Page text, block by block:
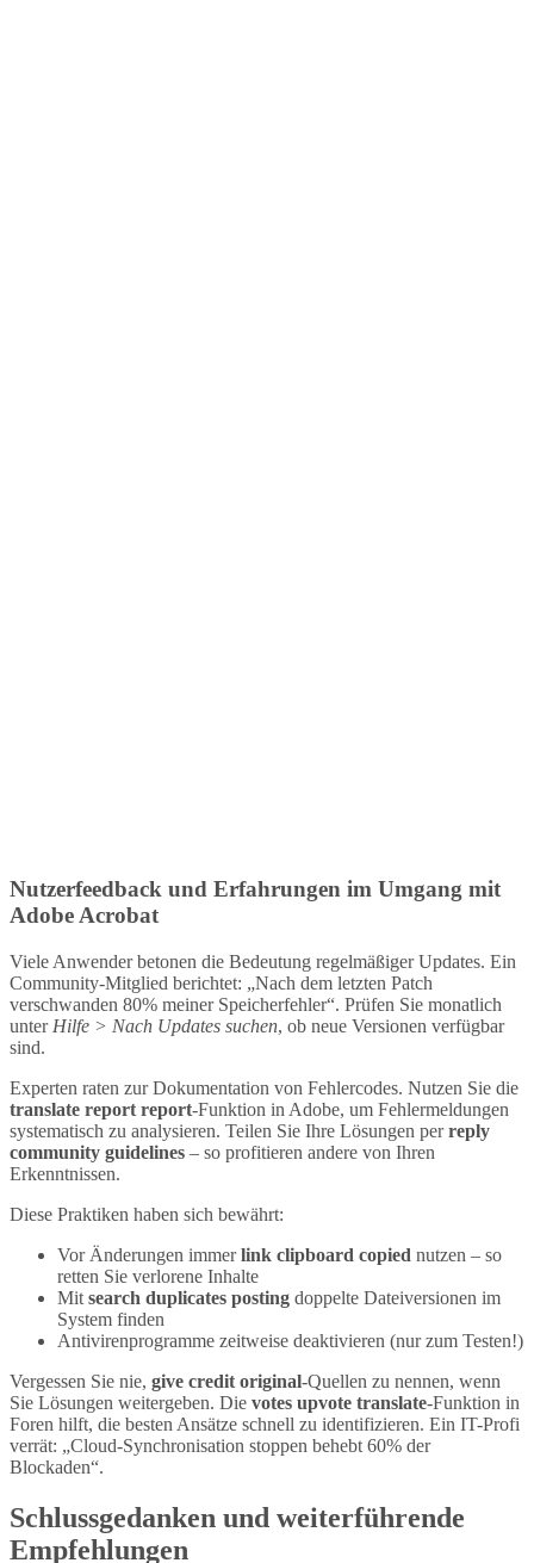
Nutzerfeedback und Erfahrungen im Umgang mit
Adobe Acrobat
Viele Anwender betonen die Bedeutung regelmäßiger Updates. Ein
Community-Mitglied berichtet: „Nach dem letzten Patch
verschwanden 80% meiner Speicherfehler“. Prüfen Sie monatlich
unter Hilfe > Nach Updates suchen, ob neue Versionen verfügbar
sind.
Experten raten zur Dokumentation von Fehlercodes. Nutzen Sie die
translate report report-Funktion in Adobe, um Fehlermeldungen
systematisch zu analysieren. Teilen Sie Ihre Lösungen perreply
community guidelines – so profitieren andere von Ihren
Erkenntnissen.
Diese Praktiken haben sich bewährt:
Vor Änderungen immerlink clipboard copied nutzen – so
retten Sie verlorene Inhalte
Mit search duplicates posting doppelte Dateiversionen im
System finden
Antivirenprogramme zeitweise deaktivieren (nur zum Testen!)
Vergessen Sie nie, give credit original-Quellen zu nennen, wenn
Sie Lösungen weitergeben. Die votes upvote translate-Funktion in
Foren hilft, die besten Ansätze schnell zu identifizieren. Ein IT-Profi
verrät: „Cloud-Synchronisation stoppen behebt 60% der
Blockaden“.
Schlussgedanken und weiterführende
Empfehlungen